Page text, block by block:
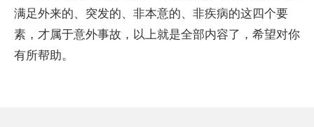
满足外来的、突发的、非本意的、非疾病的这四个要
素，才属于意外事故，以上就是全部内容了，希望对你
有所帮助。